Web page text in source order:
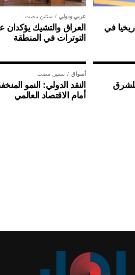
في
عربي ودولي سنتين مضت
العراق والتشيك يؤكدان
التوترات في المنطقة
أسواق سنتين مضت
النقد الدولي: النمو
أمام الاقتصاد العالمي